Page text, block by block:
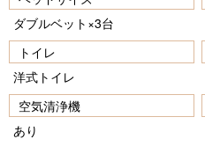
ダブルベット×3台
トイレ
洋式トイレ
空気清浄機
あり